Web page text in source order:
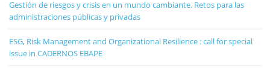
Gestión de riesgos y crisis en un mundo cambiante. Retos para las
administraciones públicas y privadas
ESG, Risk Management and Organizational Resilience : call for special
issue in CADERNOS EBAPE